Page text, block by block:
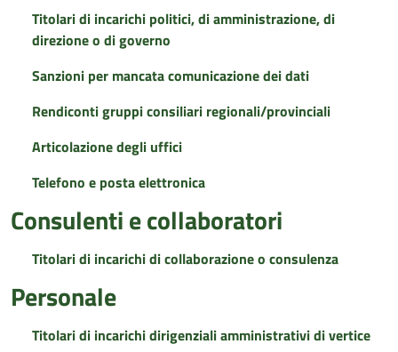
Titolari di incarichi politici, di amministrazione, di
direzione o di governo
Sanzioni per mancata comunicazione dei dati
Rendiconti gruppi consiliari regionali/provinciali
Articolazione degli uffici
Telefono e posta elettronica
Consulenti e collaboratori
Titolari di incarichi di collaborazione o consulenza
Personale
Titolari di incarichi dirigenziali amministrativi di vertice